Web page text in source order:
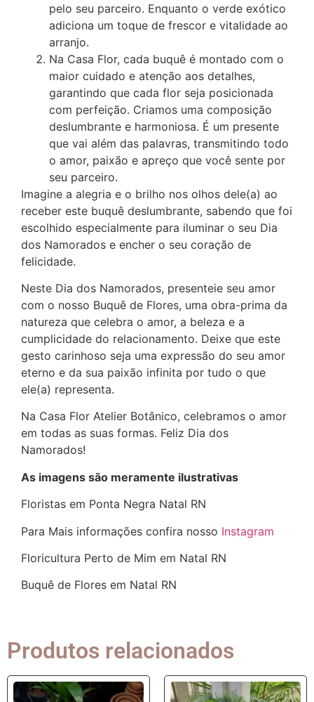
pelo seu parceiro. Enquanto o verde exótico
adiciona um toque de frescor e vitalidade ao
arranjo.
Na Casa Flor, cada buquê é montado com o
maior cuidado e atenção aos detalhes,
garantindo que cada flor seja posicionada
com perfeição. Criamos uma composição
deslumbrante e harmoniosa. É um presente
que vai além das palavras, transmitindo todo
o amor, paixão e apreço que você sente por
seu parceiro.
Imagine a alegria e o brilho nos olhos dele(a) ao
receber este buquê deslumbrante, sabendo que foi
escolhido especialmente para iluminar o seu Dia
dos Namorados e encher o seu coração de
felicidade.
Neste Dia dos Namorados, presenteie seu amor
com o nosso Buquê de Flores, uma obra-prima da
natureza que celebra o amor, a beleza e a
cumplicidade do relacionamento. Deixe que este
gesto carinhoso seja uma expressão do seu amor
eterno e da sua paixão infinita por tudo o que
ele(a) representa.
Na Casa Flor Atelier Botânico, celebramos o amor
em todas as suas formas. Feliz Dia dos
Namorados!
As imagens são meramente ilustrativas
Floristas em Ponta Negra Natal RN
Para Mais informações confira nosso Instagram
Floricultura Perto de Mim em Natal RN
Buquê de Flores em Natal RN
Produtos relacionados